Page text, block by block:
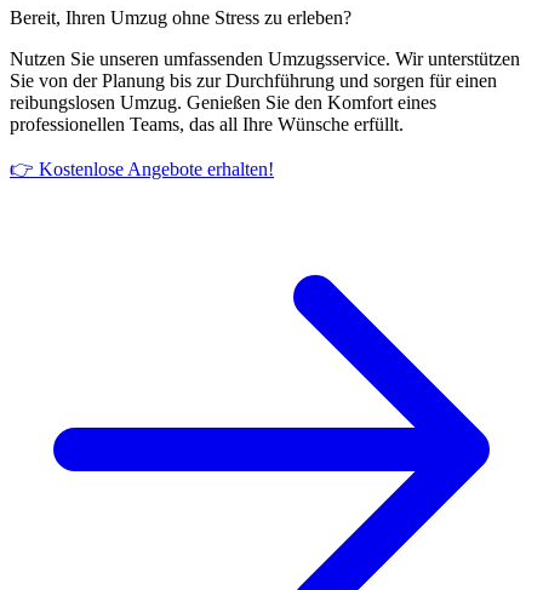
Bereit, Ihren Umzug ohne Stress zu erleben?
Nutzen Sie unseren umfassenden Umzugsservice. Wir unterstützen
Sie von der Planung bis zur Durchführung und sorgen für einen
reibungslosen Umzug. Genießen Sie den Komfort eines
professionellen Teams, das all Ihre Wünsche erfüllt.
👉 Kostenlose Angebote erhalten!